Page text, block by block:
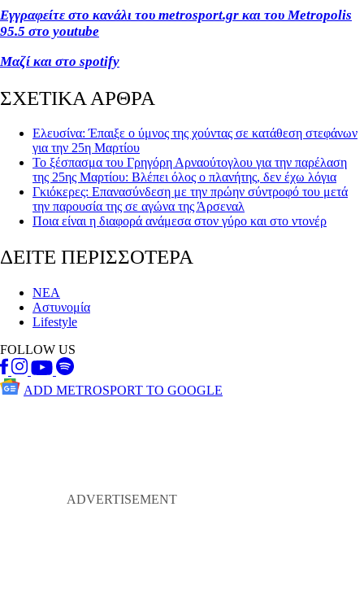
Εγγραφείτε στο κανάλι του metrosport.gr και του Metropolis
95.5 στο youtube
Μαζί και στο spotify
ΣΧΕΤΙΚΑ ΑΡΘΡΑ
Ελευσίνα: Έπαιξε ο ύμνος της χούντας σε κατάθεση στεφάνων
για την 25η Μαρτίου
Το ξέσπασμα του Γρηγόρη Αρναούτογλου για την παρέλαση
της 25ης Μαρτίου: Βλέπει όλος ο πλανήτης, δεν έχω λόγια
Γκιόκερες: Επανασύνδεση με την πρώην σύντροφό του μετά
την παρουσία της σε αγώνα της Άρσεναλ
Ποια είναι η διαφορά ανάμεσα στον γύρο και στο ντονέρ
ΔΕΙΤΕ ΠΕΡΙΣΣΟΤΕΡΑ
ΝΕΑ
Αστυνομία
Lifestyle
FOLLOW US
ADD METROSPORT TO GOOGLE